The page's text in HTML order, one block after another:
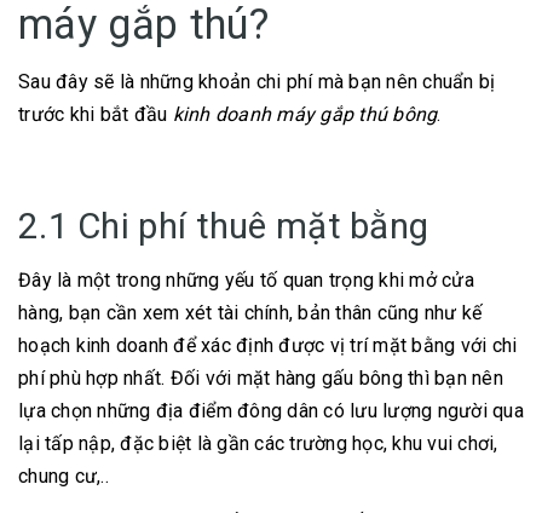
máy gắp thú?
Sau đây sẽ là những khoản chi phí mà bạn nên chuẩn bị
trước khi bắt đầu kinh doanh máy gắp thú bông.
2.1 Chi phí thuê mặt bằng
Đây là một trong những yếu tố quan trọng khi mở cửa
hàng, bạn cần xem xét tài chính, bản thân cũng như kế
hoạch kinh doanh để xác định được vị trí mặt bằng với chi
phí phù hợp nhất. Đối với mặt hàng gấu bông thì bạn nên
lựa chọn những địa điểm đông dân có lưu lượng người qua
lại tấp nập, đặc biệt là gần các trường học, khu vui chơi,
chung cư,..